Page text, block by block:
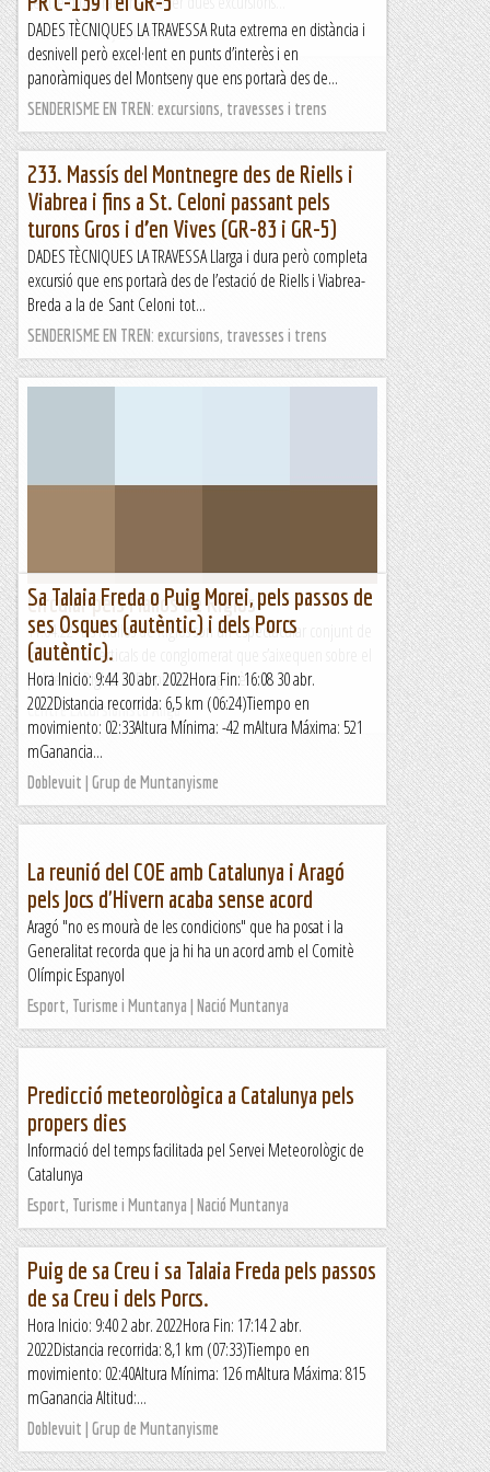
Excursions del Joan Ramon
DADES TÈCNIQUES LA TRAVESSA Ruta extrema en distància i
desnivell però excel·lent en punts d’interès i en
panoràmiques del Montseny que ens portarà des de...
SENDERISME EN TREN: excursions, travesses i trens
233. Massís del Montnegre des de Riells i
Viabrea i fins a St. Celoni passant pels
turons Gros i d’en Vives (GR-83 i GR-5)
DADES TÈCNIQUES LA TRAVESSA Llarga i dura però completa
excursió que ens portarà des de l’estació de Riells i Viabrea-
Breda a la de Sant Celoni tot...
SENDERISME EN TREN: excursions, travesses i trens
Circular pels Mallos de Riglos
11.04.22 Els Mallos de Riglos són un espectacular conjunt de
formacions verticals de conglomerat que s’aixequen sobre el
poble de Riglos, al Prepirineu aragonès...
Centre Excursionista Àliga
Sa Talaia Freda o Puig Morei, pels passos de
ses Osques (autèntic) i dels Porcs
(autèntic).
Hora Inicio: 9:44 30 abr. 2022Hora Fin: 16:08 30 abr.
2022Distancia recorrida: 6,5 km (06:24)Tiempo en
movimiento: 02:33Altura Mínima: -42 mAltura Máxima: 521
mGanancia...
Doblevuit | Grup de Muntanyisme
La reunió del COE amb Catalunya i Aragó
pels Jocs d'Hivern acaba sense acord
Aragó "no es mourà de les condicions" que ha posat i la
Generalitat recorda que ja hi ha un acord amb el Comitè
Olímpic Espanyol
Esport, Turisme i Muntanya | Nació Muntanya
Predicció meteorològica a Catalunya pels
propers dies
Informació del temps facilitada pel Servei Meteorològic de
Catalunya
Esport, Turisme i Muntanya | Nació Muntanya
Puig de sa Creu i sa Talaia Freda pels passos
de sa Creu i dels Porcs.
Hora Inicio: 9:40 2 abr. 2022Hora Fin: 17:14 2 abr.
2022Distancia recorrida: 8,1 km (07:33)Tiempo en
movimiento: 02:40Altura Mínima: 126 mAltura Máxima: 815
mGanancia Altitud:...
Doblevuit | Grup de Muntanyisme